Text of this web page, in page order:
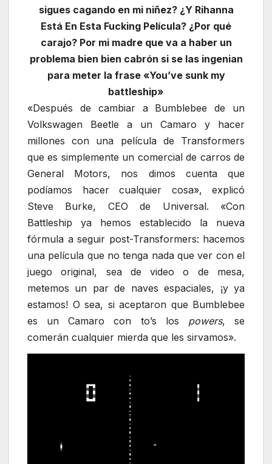
sigues cagando en mi niñez? ¿Y Rihanna
Está En Esta Fucking Película? ¿Por qué
carajo? Por mi madre que va a haber un
problema bien bien cabrón si se las ingenian
para meter la frase «You’ve sunk my
battleship»
«Después de cambiar a Bumblebee de un
Volkswagen Beetle a un Camaro y hacer
millones con una película de Transformers
que es simplemente un comercial de carros de
General Motors, nos dimos cuenta que
podíamos hacer cualquier cosa», explicó
Steve Burke, CEO de Universal. «Con
Battleship ya hemos establecido la nueva
fórmula a seguir post-Transformers: hacemos
una película que no tenga nada que ver con el
juego original, sea de video o de mesa,
metemos un par de naves espaciales, ¡y ya
estamos! O sea, si aceptaron que Bumblebee
es un Camaro con to’s los powers, se
comerán cualquier mierda que les sirvamos».